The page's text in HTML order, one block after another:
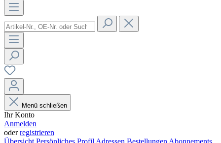
Menü schließen
Ihr Konto
Anmelden
oderregistrieren
Übersicht Persönliches Profil Adressen Bestellungen Abonnements